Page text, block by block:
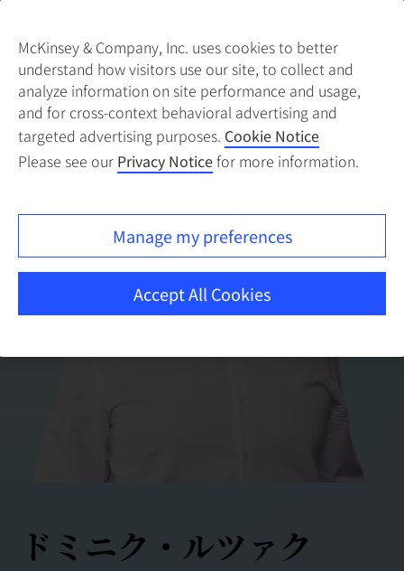
ドミニク・ルツァク
McKinsey & Company, Inc. uses cookies to better
understand how visitors use our site, to collect and
analyze information on site performance and usage,
and for cross-context behavioral advertising and
targeted advertising purposes. Cookie Notice
Please see our Privacy Noticefor more information.
Manage my preferences
Accept All Cookies